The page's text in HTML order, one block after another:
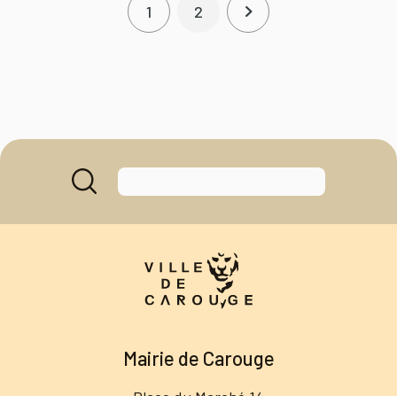
Page courante
1 Page
2 Page suivante
Mairie de Carouge